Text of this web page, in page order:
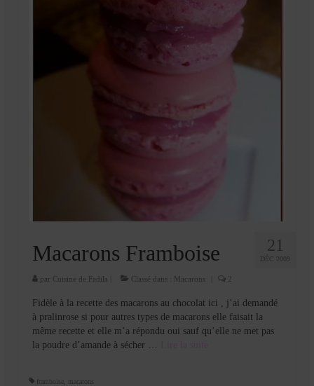
21
DÉC 2009
Macarons Framboise
par Cuisine de Fadila Classé dans : Macarons
Fidèle à la recette des macarons au chocolat ici , j’ai demandé
à pralinrose si pour autres types de macarons elle faisait la
même recette et elle m’a répondu oui sauf qu’elle ne met pas
la poudre d’amande à sécher …
framboise macarons